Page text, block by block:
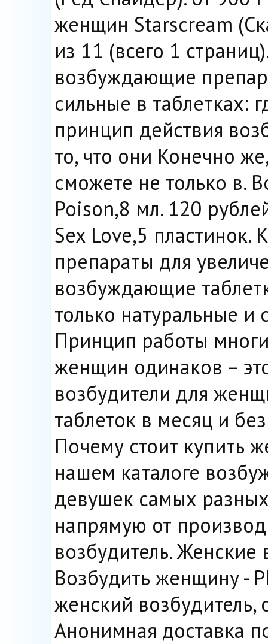
женщин Starscream
из 11 (всего 1
возбуждающие
сильные в таблетках:
принцип действия
то, что они Конечно
сможете не только в.
Poison,8 мл. 120
Sex Love,5 пластинок.
препараты для
возбуждающие
только натуральные и
Принцип работы
женщин одинаков –
возбудители для
таблеток в месяц и
Почему стоит купить
нашем каталоге
девушек самых
напрямую от
возбудитель. Женские
Возбудить женщину -
женский возбудитель,
Анонимная доставка